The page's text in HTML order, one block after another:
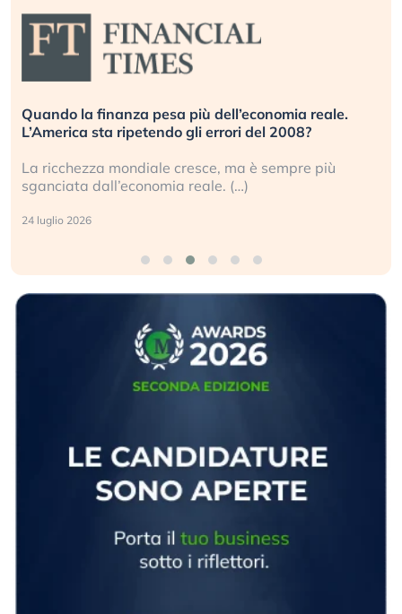
Quando la finanza pesa più dell’economia reale.
L’America sta ripetendo gli errori del 2008?
La ricchezza mondiale cresce, ma è sempre più
sganciata dall’economia reale. (…)
24 luglio 2026